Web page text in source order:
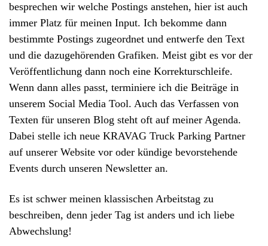
besprechen wir welche Postings anstehen, hier ist auch
immer Platz für meinen Input. Ich bekomme dann
bestimmte Postings zugeordnet und entwerfe den Text
und die dazugehörenden Grafiken. Meist gibt es vor der
Veröffentlichung dann noch eine Korrekturschleife.
Wenn dann alles passt, terminiere ich die Beiträge in
unserem Social Media Tool. Auch das Verfassen von
Texten für unseren Blog steht oft auf meiner Agenda.
Dabei stelle ich neue KRAVAG Truck Parking Partner
auf unserer Website vor oder kündige bevorstehende
Events durch unseren Newsletter an.
Es ist schwer meinen klassischen Arbeitstag zu
beschreiben, denn jeder Tag ist anders und ich liebe
Abwechslung!